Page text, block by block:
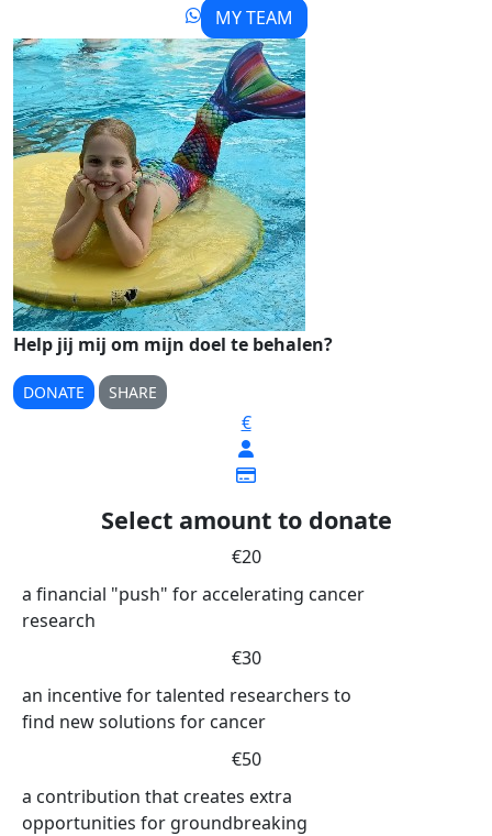
MY TEAM
Help jij mij om mijn doel te behalen?
DONATE SHARE
€
Select amount to donate
€20
a financial "push" for accelerating cancer
research
€30
an incentive for talented researchers to
find new solutions for cancer
€50
a contribution that creates extra
opportunities for groundbreaking